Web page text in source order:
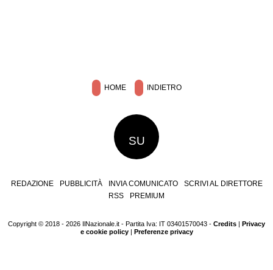
HOME INDIETRO
SU
REDAZIONE PUBBLICITÀ INVIA COMUNICATO
SCRIVI AL DIRETTORE
RSS
PREMIUM
Copyright © 2018 - 2026 IlNazionale.it - Partita Iva: IT 03401570043 - Credits | Privacy
e cookie policy| Preferenze privacy